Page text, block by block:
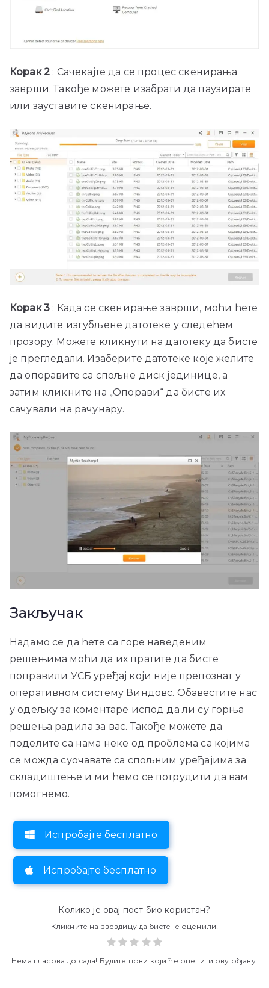
Корак 2 : Сачекајте да се процес скенирања
заврши. Такође можете изабрати да паузирате
или зауставите скенирање.
Корак 3 : Када се скенирање заврши, моћи ћете
да видите изгубљене датотеке у следећем
прозору. Можете кликнути на датотеку да бисте
је прегледали. Изаберите датотеке које желите
да опоравите са спољне диск јединице, а
затим кликните на „Опорави“ да бисте их
сачували на рачунару.
Закључак
Надамо се да ћете са горе наведеним
решењима моћи да их пратите да бисте
поправили УСБ уређај који није препознат у
оперативном систему Виндовс. Обавестите нас
у одељку за коментаре испод да ли су горња
решења радила за вас. Такође можете да
поделите са нама неке од проблема са којима
се можда суочавате са спољним уређајима за
складиштење и ми ћемо се потрудити да вам
помогнемо.
Испробајте бесплатно
Испробајте бесплатно
Колико је овај пост био користан?
Кликните на звездицу да бисте је оценили!
Нема гласова до сада! Будите први који ће оценити ову објаву.